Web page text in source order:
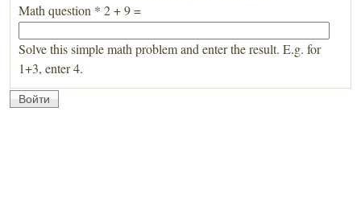
Math question * 2 + 9 =
Solve this simple math problem and enter the result. E.g. for
1+3, enter 4.